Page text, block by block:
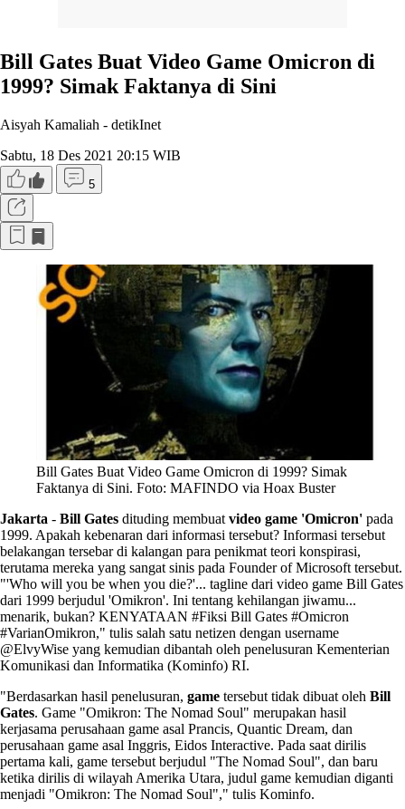
Bill Gates Buat Video Game Omicron di
1999? Simak Faktanya di Sini
Aisyah Kamaliah - detikInet
Sabtu, 18 Des 2021 20:15 WIB
5
Bill Gates Buat Video Game Omicron di 1999? Simak
Faktanya di Sini. Foto: MAFINDO via Hoax Buster
Jakarta - Bill Gates dituding membuat video game 'Omicron' pada
1999. Apakah kebenaran dari informasi tersebut? Informasi tersebut
belakangan tersebar di kalangan para penikmat teori konspirasi,
terutama mereka yang sangat sinis pada Founder of Microsoft tersebut.
"'Who will you be when you die?'... tagline dari video game Bill Gates
dari 1999 berjudul 'Omikron'. Ini tentang kehilangan jiwamu...
menarik, bukan? KENYATAAN #Fiksi Bill Gates #Omicron
#VarianOmikron," tulis salah satu netizen dengan username
@ElvyWise yang kemudian dibantah oleh penelusuran Kementerian
Komunikasi dan Informatika (Kominfo) RI.
"Berdasarkan hasil penelusuran, game tersebut tidak dibuat oleh Bill
Gates. Game "Omikron: The Nomad Soul" merupakan hasil
kerjasama perusahaan game asal Prancis, Quantic Dream, dan
perusahaan game asal Inggris, Eidos Interactive. Pada saat dirilis
pertama kali, game tersebut berjudul "The Nomad Soul", dan baru
ketika dirilis di wilayah Amerika Utara, judul game kemudian diganti
menjadi "Omikron: The Nomad Soul"," tulis Kominfo.